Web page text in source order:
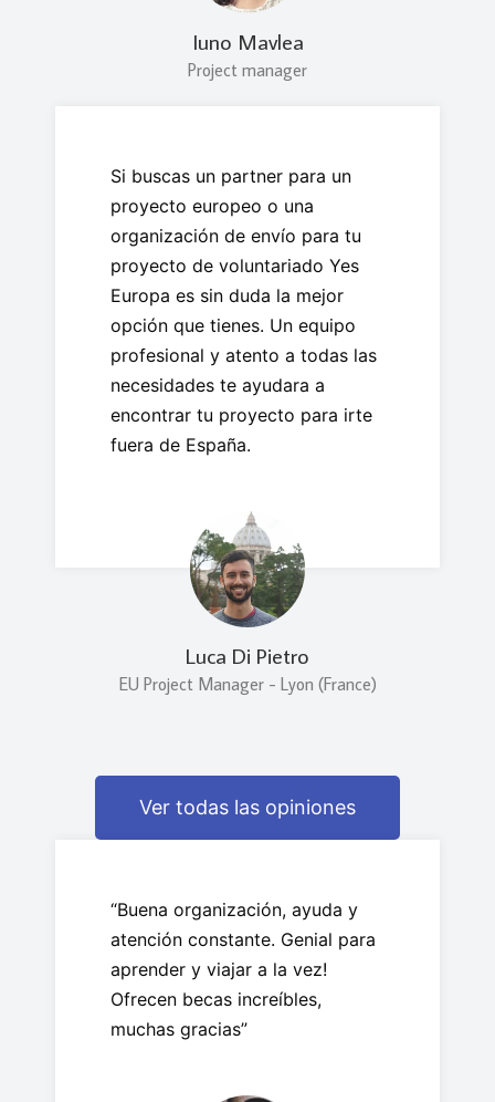
Iuno Mavlea
Project manager
Si buscas un partner para un
proyecto europeo o una
organización de envío para tu
proyecto de voluntariado Yes
Europa es sin duda la mejor
opción que tienes. Un equipo
profesional y atento a todas las
necesidades te ayudara a
encontrar tu proyecto para irte
fuera de España.
Luca Di Pietro
EU Project Manager - Lyon (France)
Ver todas las opiniones
“Buena organización, ayuda y
atención constante. Genial para
aprender y viajar a la vez!
Ofrecen becas increíbles,
muchas gracias”